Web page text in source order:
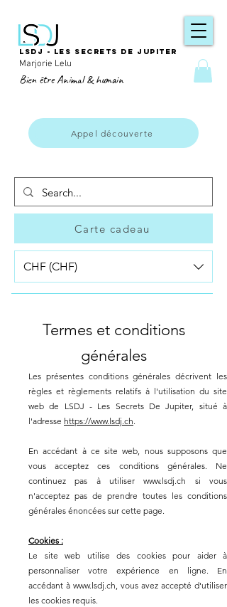
LSDJ - Les secrets de Jupiter
Marjorie Lelu
Bien être Animal & humain
CHF (CHF)
Carte cadeau
Appel découverte
Termes et conditions
générales
Les présentes conditions générales décrivent les
règles et règlements relatifs à l'utilisation du site
web de LSDJ - Les Secrets De Jupiter, situé à
l'adresse https://www.lsdj.ch.
En accédant à ce site web, nous supposons que
vous acceptez ces conditions générales. Ne
continuez pas à utiliserwww.lsdj.ch si vous
n'acceptez pas de prendre toutes les conditions
générales énoncées sur cette page.
Cookies :
Le site web utilise des cookies pour aider à
personnaliser votre expérience en ligne. En
accédant à www.lsdj.ch, vous avez accepté d'utiliser
les cookies requis.